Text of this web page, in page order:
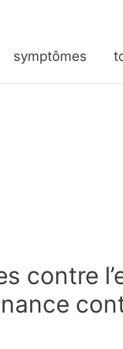
symptômes
contre